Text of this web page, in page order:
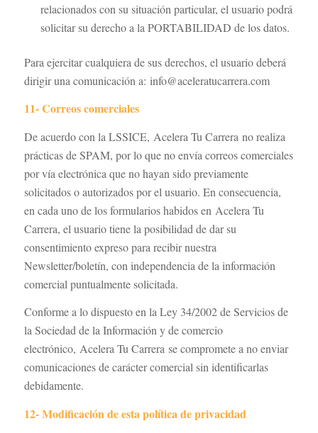
relacionados con su situación particular, el usuario podrá
solicitar su derecho a la PORTABILIDAD de los datos.
Para ejercitar cualquiera de sus derechos, el usuario deberá
dirigir una comunicación a: info@aceleratucarrera.com
11- Correos comerciales
De acuerdo con la LSSICE, Acelera Tu Carrera no realiza
prácticas de SPAM, por lo que no envía correos comerciales
por vía electrónica que no hayan sido previamente
solicitados o autorizados por el usuario. En consecuencia,
en cada uno de los formularios habidos en Acelera Tu
Carrera, el usuario tiene la posibilidad de dar su
consentimiento expreso para recibir nuestra
Newsletter/boletín, con independencia de la información
comercial puntualmente solicitada.
Conforme a lo dispuesto en la Ley 34/2002 de Servicios de
la Sociedad de la Información y de comercio
electrónico, Acelera Tu Carrera se compromete a no enviar
comunicaciones de carácter comercial sin identificarlas
debidamente.
12- Modificación de esta política de privacidad